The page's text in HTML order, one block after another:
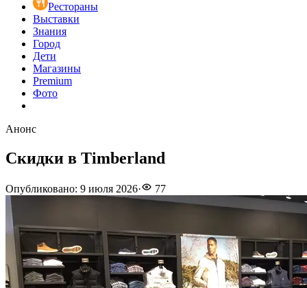
Рестораны
Выставки
Знания
Город
Дети
Магазины
Premium
Фото
Анонс
Скидки в Timberland
Опубликовано: 9 июля 2026· 77